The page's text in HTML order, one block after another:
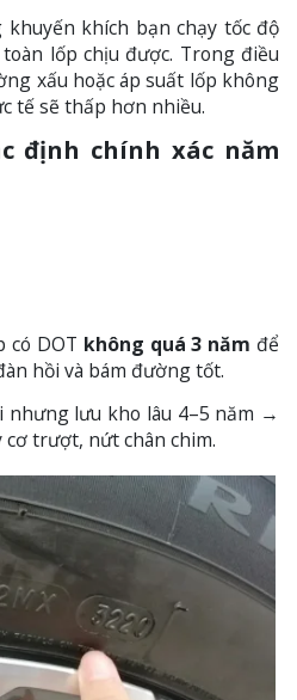
khuyến khích bạn chạy tốc độ
lốp chịu được. Trong điều
xấu hoặc áp suất lốp không
tế sẽ thấp hơn nhiều.
định chính xác năm
có DOT không quá 3 năm để
hồi và bám đường tốt.
nhưng lưu kho lâu 4–5 năm →
trượt, nứt chân chim.